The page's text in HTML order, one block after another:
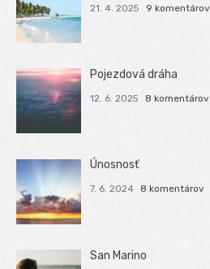
21. 4. 2025 9 komentárov
Pojezdová dráha
12. 6. 2025 8 komentárov
Únosnosť
7. 6. 2024 8 komentárov
San Marino